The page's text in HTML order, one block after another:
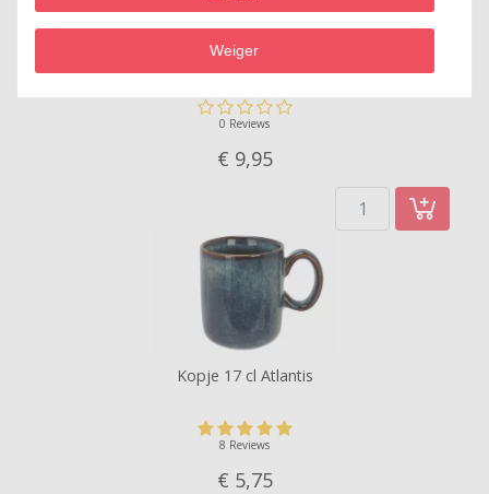
Beker 39 cl Atlantis
0 Reviews
€ 9,95
Kopje 17 cl Atlantis
8 Reviews
€ 5,75
Weiger